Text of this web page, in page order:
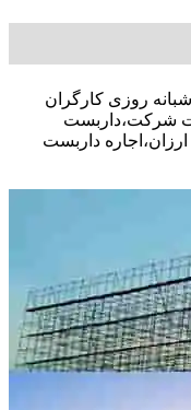
آقای علیرضا قاسمی شبانه روزی کارگران
شرکت،داربست
داربست